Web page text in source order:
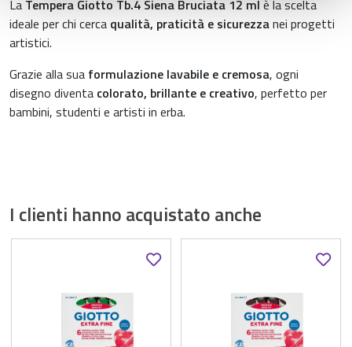
raccolto dal suo utilizzo dei loro servizi.
La Tempera Giotto Tb.4 Siena Bruciata 12 ml è la scelta
ideale per chi cerca qualità, praticità e sicurezzanei progetti
artistici.
Grazie alla sua formulazione lavabile e cremosa, ogni
disegno diventa colorato, brillante e creativo, perfetto per
bambini, studenti e artisti in erba.
I clienti hanno acquistato anche